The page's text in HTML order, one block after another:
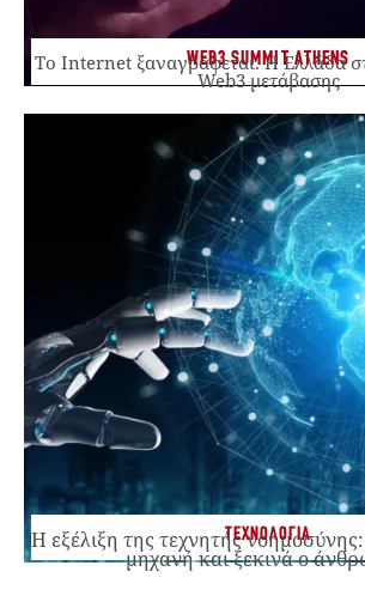
WEB3 SUMMIT ATHENS
Το Internet ξαναγράφεται. Η Ελλάδα
Web3 μετάβασης
ΤΕΧΝΟΛΟΓΙΑ
Η εξέλιξη της τεχνητής
μηχανή και ξεκινά ο